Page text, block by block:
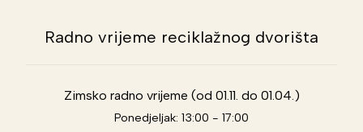
Radno vrijeme reciklažnog dvorišta
Zimsko radno vrijeme (od 01.11. do 01.04.)
Ponedjeljak: 13:00 - 17:00